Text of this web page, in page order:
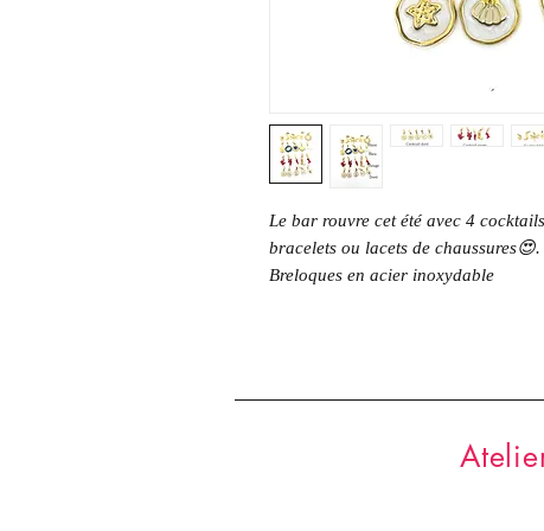
Le bar rouvre cet été avec 4
bracelets ou lacets de chaussures😍.
Breloques en acier inoxydable